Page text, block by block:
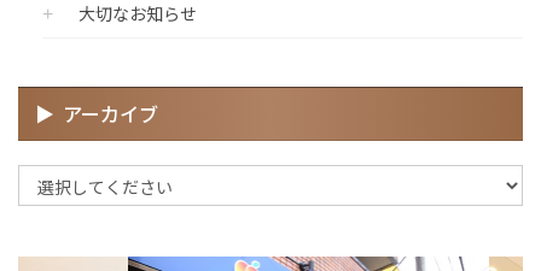
大切なお知らせ
アーカイブ